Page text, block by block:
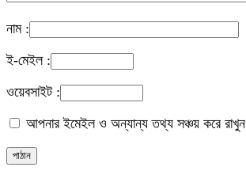
নাম :
ই-মেইল :
ওয়েবসাইট :
আপনার ইমেইল ও অন্যান্য তথ্য সঞ্চয় করে রাখুন